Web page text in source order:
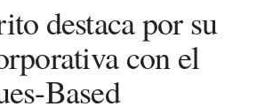
destaca por su
con el
Based